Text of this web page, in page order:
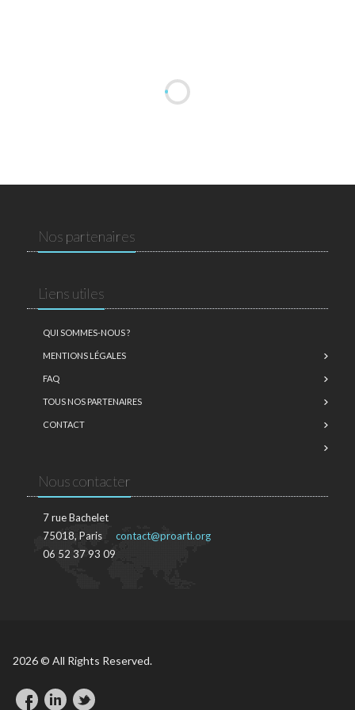
Nos partenaires
Liens utiles
QUI SOMMES-NOUS ?
MENTIONS LÉGALES
FAQ
TOUS NOS PARTENAIRES
CONTACT
Nous contacter
7 rue Bachelet
75018, Paris
06 52 37 93 09
contact@proarti.org
2026 © All Rights Reserved.